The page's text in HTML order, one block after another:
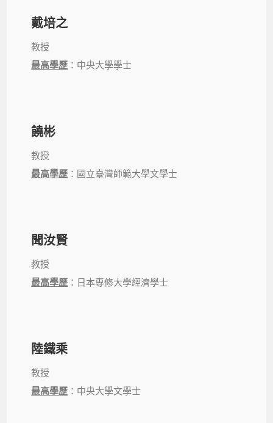
戴培之
教授
最高學歷 ：中央大學學士
饒彬
教授
最高學歷 ：國立臺灣師範大學文學士
聞汝賢
教授
最高學歷 ：日本專修大學經濟學士
陸鐵乘
教授
最高學歷 ：中央大學文學士